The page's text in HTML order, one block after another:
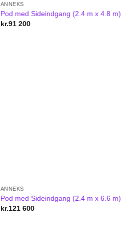
ANNEKS
Pod med Sideindgang (2.4 m x 4.8 m)
kr.91 200
ANNEKS
Pod med Sideindgang (2.4 m x 6.6 m)
kr.121 600